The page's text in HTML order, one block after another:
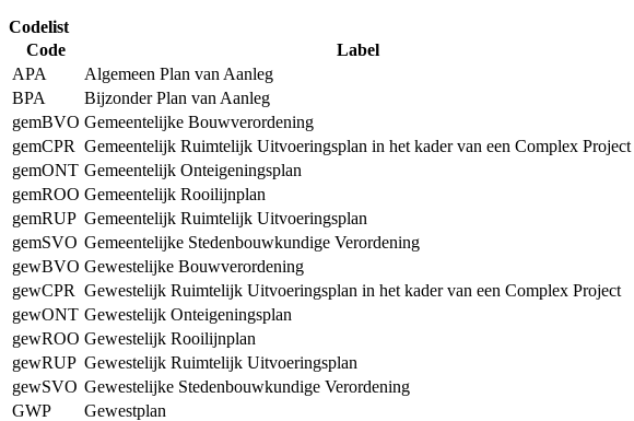
Codelist
Code
Label
APA
Algemeen Plan van Aanleg
BPA
Bijzonder Plan van Aanleg
gemBVO Gemeentelijke Bouwverordening
gemCPR Gemeentelijk Ruimtelijk Uitvoeringsplan in het kader van een Complex Project
gemONT Gemeentelijk Onteigeningsplan
gemROO Gemeentelijk Rooilijnplan
gemRUP Gemeentelijk Ruimtelijk Uitvoeringsplan
gemSVO Gemeentelijke Stedenbouwkundige Verordening
gewBVO Gewestelijke Bouwverordening
gewCPR Gewestelijk Ruimtelijk Uitvoeringsplan in het kader van een Complex Project
gewONT Gewestelijk Onteigeningsplan
gewROO Gewestelijk Rooilijnplan
gewRUP Gewestelijk Ruimtelijk Uitvoeringsplan
gewSVO Gewestelijke Stedenbouwkundige Verordening
GWP
Gewestplan